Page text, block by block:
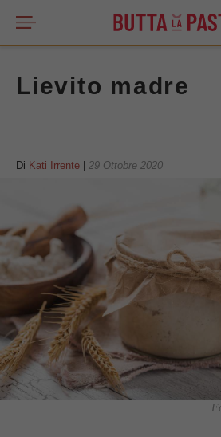
Lievito madre
Di Kati Irrente 29 Ottobre 2020